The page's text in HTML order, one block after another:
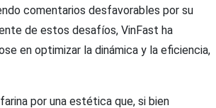
comentarios desfavorables por su
de estos desafíos, VinFast ha
en optimizar la dinámica y la eficiencia,
por una estética que, si bien